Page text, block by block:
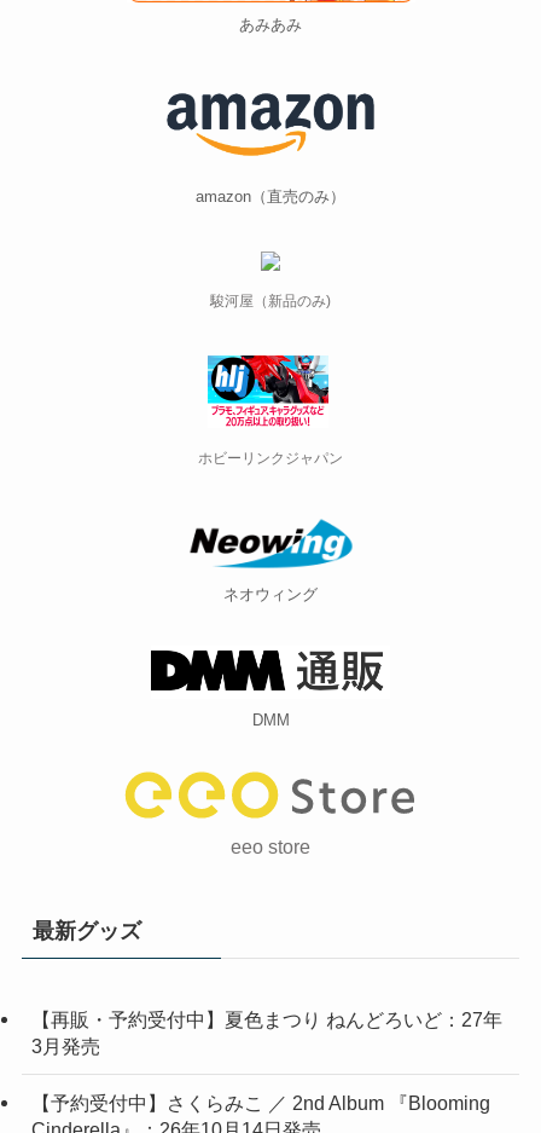
あみあみ
amazon（直売のみ）
駿河屋（新品のみ)
ホビーリンクジャパン
ネオウィング
DMM
eeo store
最新グッズ
【再販・予約受付中】夏色まつり ねんどろいど：27年
3月発売
【予約受付中】さくらみこ ／ 2nd Album 『Blooming